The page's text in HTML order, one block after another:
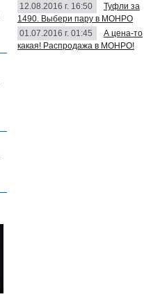
12.08.2016 г. 16:50
Туфли за
1490. Выбери пару в МОНРО
01.07.2016 г. 01:45
А цена-то
какая! Распродажа в МОНРО!